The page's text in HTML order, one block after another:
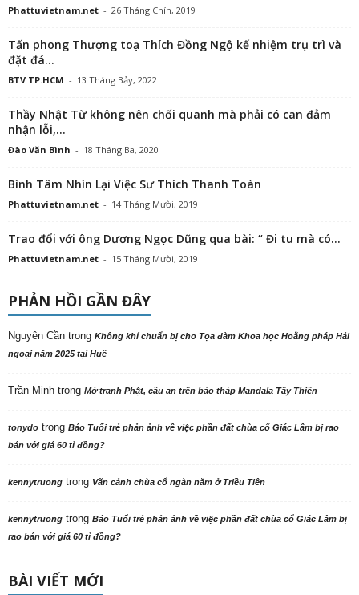
Phattuvietnam.net - 26 Tháng Chín, 2019
Tấn phong Thượng toạ Thích Đồng Ngộ kế nhiệm trụ trì và
đặt đá...
BTV TP.HCM - 13 Tháng Bảy, 2022
Thầy Nhật Từ không nên chối quanh mà phải có can đảm
nhận lỗi,...
Đào Văn Bình - 18 Tháng Ba, 2020
Bình Tâm Nhìn Lại Việc Sư Thích Thanh Toàn
Phattuvietnam.net - 14 Tháng Mười, 2019
Trao đổi với ông Dương Ngọc Dũng qua bài: “ Đi tu mà có...
Phattuvietnam.net - 15 Tháng Mười, 2019
PHẢN HỒI GẦN ĐÂY
Nguyên Cần trong Không khí chuẩn bị cho Tọa đàm Khoa học Hoằng pháp Hải
ngoại năm 2025 tại Huế
Trần Minh trong Mở tranh Phật, cầu an trên bảo tháp Mandala Tây Thiên
tonydo trong Báo Tuổi trẻ phản ảnh về việc phần đất chùa cổ Giác Lâm bị rao
bán với giá 60 tỉ đồng?
kennytruong trong Vãn cảnh chùa cổ ngàn năm ở Triều Tiên
kennytruong trong Báo Tuổi trẻ phản ảnh về việc phần đất chùa cổ Giác Lâm bị
rao bán với giá 60 tỉ đồng?
BÀI VIẾT MỚI